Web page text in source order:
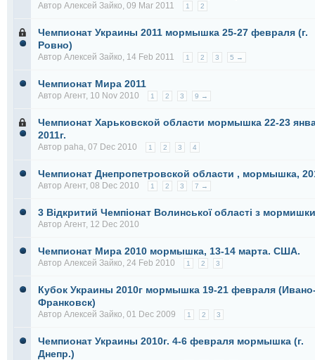
Автор Алексей Зайко, 09 Mar 2011 1 2
Чемпионат Украины 2011 мормышка 25-27 февраля (г.
Ровно)
Автор Алексей Зайко, 14 Feb 2011 1 2 3 5 →
Чемпионат Мира 2011
Автор Агент, 10 Nov 2010 1 2 3 9 →
Чемпионат Харьковской области мормышка 22-23
2011г.
Автор paha, 07 Dec 2010 1 2 3 4
Чемпионат Днепропетровской области , мормышка,
Автор Агент, 08 Dec 2010 1 2 3 7 →
3 Відкритий Чемпіонат Волинської області з
Автор Агент, 12 Dec 2010
Чемпионат Мира 2010 мормышка, 13-14 марта. США.
Автор Алексей Зайко, 24 Feb 2010 1 2 3
Кубок Украины 2010г мормышка 19-21 февраля
Франковск)
Автор Алексей Зайко, 01 Dec 2009 1 2 3
Чемпионат Украины 2010г. 4-6 февраля мормышка (г.
Днепр.)